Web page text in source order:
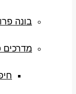
בונה
מדרכים